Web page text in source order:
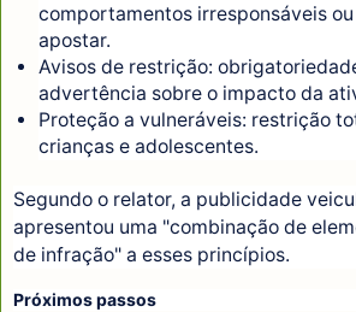
comportamentos irresponsáveis
apostar.
Avisos de restrição:
advertência sobre o impacto da
Proteção a vulneráveis: restrição
crianças e adolescentes.
Segundo o relator, a publicidade
apresentou uma "combinação de
de infração" a esses princípios.
Próximos passos